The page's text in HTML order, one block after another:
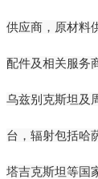
供应商，原材料
配件及相关服务
乌兹别克斯坦及
台，辐射包括哈
塔吉克斯坦等国